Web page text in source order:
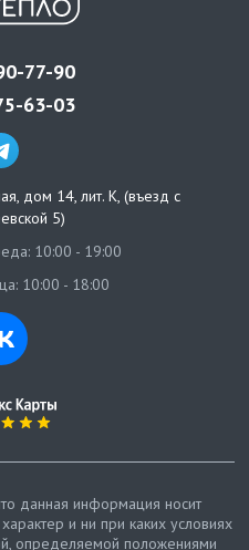
77-90
63-03
дом 14, лит. К, (въезд с
5)
10:00 - 19:00
10:00 - 18:00
данная информация носит
и ни при каких условиях
определяемой положениями